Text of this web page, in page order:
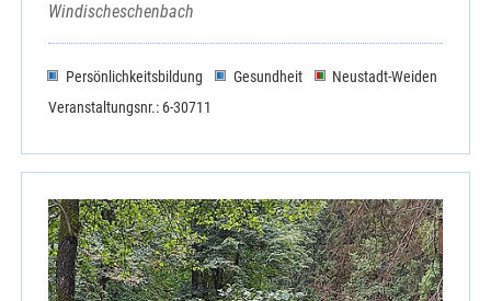
Windischeschenbach
Persönlichkeitsbildung Gesundheit
Neustadt-Weiden
Veranstaltungsnr.: 6-30711